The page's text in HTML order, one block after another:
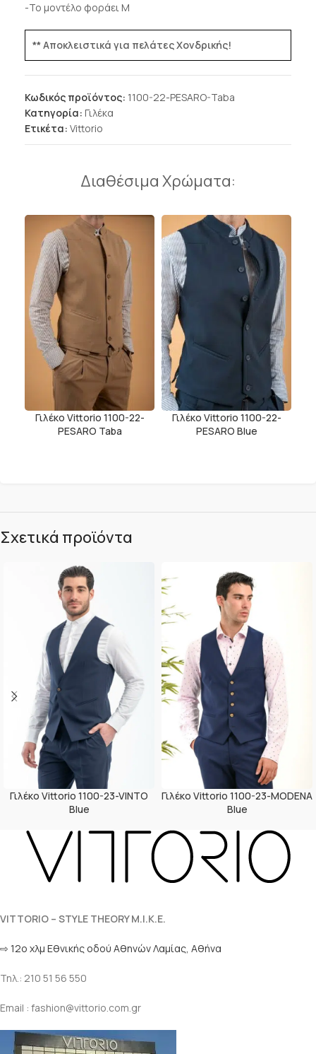
-Το μοντέλο φοράει M
** Αποκλειστικά για πελάτες Χονδρικής!
Κωδικός προϊόντος: 1100-22-PESARO-Taba
Κατηγορία: Γιλέκα
Ετικέτα: Vittorio
Διαθέσιμα Χρώματα:
Γιλέκο Vittorio 1100-22-
PESARO Taba
Γιλέκο Vittorio 1100-22-
PESARO Blue
Σχετικά προϊόντα
Γιλέκο Vittorio 1100-23-VINTO
Blue
Γιλέκο Vittorio 1100-23-MODENA
Blue
VITTORIO – STYLE THEORY M.I.K.E.
⇨ 12ο χλμ Eθνικής οδού Αθηνών Λαμίας, Αθήνα
Τηλ.: 210 51 56 550
Email : fashion@vittorio.com.gr